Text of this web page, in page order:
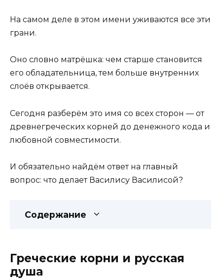
На самом деле в этом имени уживаются все эти
грани.
Оно словно матрёшка: чем старше становится
его обладательница, тем больше внутренних
слоёв открывается.
Сегодня разберём это имя со всех сторон — от
древнегреческих корней до денежного кода и
любовной совместимости.
И обязательно найдём ответ на главный
вопрос: что делает Василису Василисой?
Содержание
Греческие корни и русская
душа